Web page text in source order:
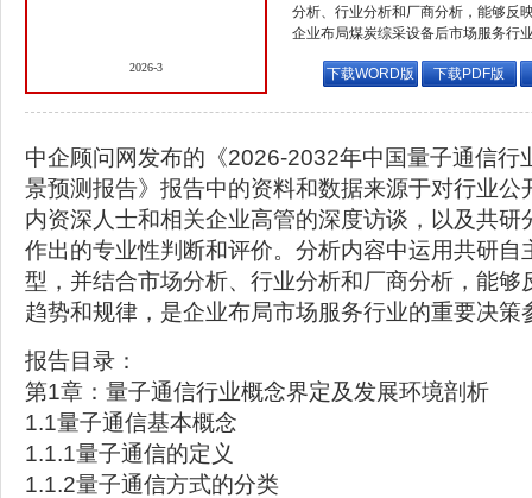
2026-3
分析、行业分析和厂商分析，能够反
企业布局煤炭综采设备后市场服务行
下载WORD版 下载PDF版
中企顾问网发布的《2026-2032年中国量子通信行
景预测报告》报告中的资料和数据来源于对行业公
内资深人士和相关企业高管的深度访谈，以及共研
作出的专业性判断和评价。分析内容中运用共研自
型，并结合市场分析、行业分析和厂商分析，能够
趋势和规律，是企业布局市场服务行业的重要决策
报告目录：
第1章：量子通信行业概念界定及发展环境剖析
1.1量子通信基本概念
1.1.1量子通信的定义
1.1.2量子通信方式的分类